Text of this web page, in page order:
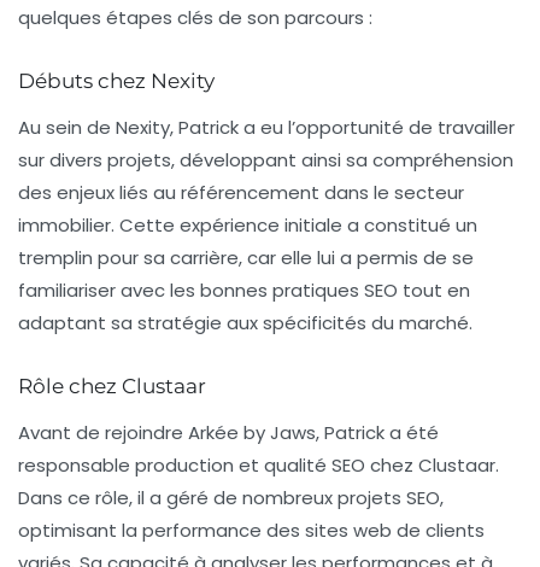
quelques étapes clés de son parcours :
Débuts chez Nexity
Au sein de Nexity, Patrick a eu l’opportunité de travailler
sur divers projets, développant ainsi sa compréhension
des enjeux liés au référencement dans le secteur
immobilier. Cette expérience initiale a constitué un
tremplin pour sa carrière, car elle lui a permis de se
familiariser avec les bonnes pratiques SEO tout en
adaptant sa stratégie aux spécificités du marché.
Rôle chez Clustaar
Avant de rejoindre Arkée by Jaws, Patrick a été
responsable production et qualité SEO chez Clustaar.
Dans ce rôle, il a géré de nombreux projets SEO,
optimisant la performance des sites web de clients